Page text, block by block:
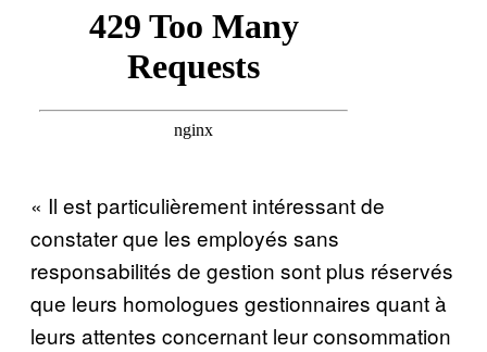
« Il est particulièrement intéressant de
constater que les employés sans
responsabilités de gestion sont plus réservés
que leurs homologues gestionnaires quant à
leurs attentes concernant leur consommation